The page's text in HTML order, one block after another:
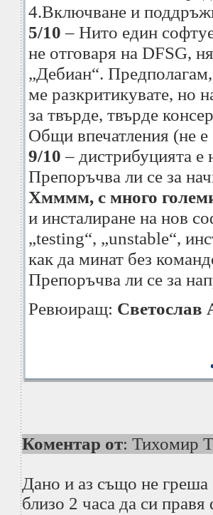
4.Включване и
5/10 – Нито един
не отговаря на DFSG,
„Дебиан“.
ме разкритикувате, но
за твърде, твърде
Общи впечатления (не
9/10 – дистрибуцията
Препоръчва ли се за
Хмммм, с много
и инсталиране на нов
„testing“, „unstable“,
как да минат без
Препоръчва ли се за
Ревюиращ: Светослав
Коментар от: Тихомир
Дано и аз също не греша
близо 2 часа да си